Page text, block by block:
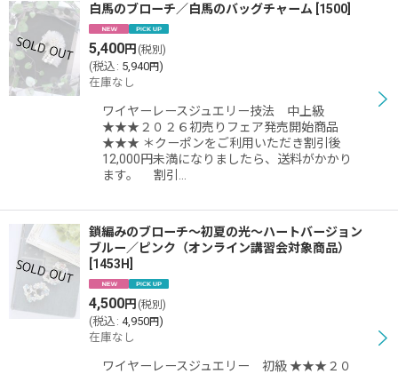
並び順: 白馬のブローチ／白馬のバッグチャーム 1500
5,400円 (税別)
(税込 : 5,940円)
在庫なし
ワイヤーレースジュエリー技法 中上級
★★★２０２６初売りフェア発売開始商品
★★★ ＊クーポンをご利用いただき割引後
12,000円未満になりましたら、送料がかかり
ます。 割引…
鎖編みのブローチ〜初夏の光〜ハートバージョン
ブルー／ピンク（オンライン講習会対象商品）
1453H
4,500円 (税別)
(税込 : 4,950円)
在庫なし
ワイヤーレースジュエリー 初級 ★★★２０